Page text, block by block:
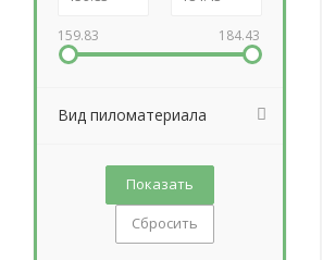
159.83 184.43
Вид пиломатериала
Сбросить